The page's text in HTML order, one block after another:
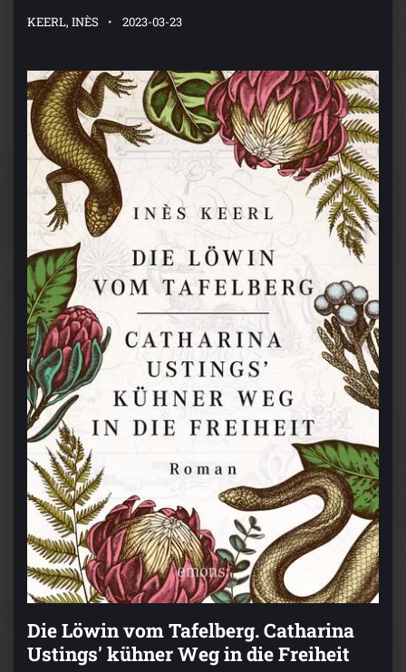
KEERL, INÈS 2023-03-23
Die Löwin vom Tafelberg. Catharina
Ustings' kühner Weg in die Freiheit